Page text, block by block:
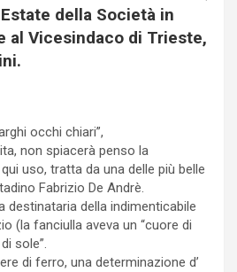
della Società in
al Vicesindaco di Trieste,
occhi chiari”,
non spiacerà penso la
uso, tratta da una delle più belle
Fabrizio De Andrè.
destinataria della indimenticabile
(la fanciulla aveva un “cuore di
sole”.
di ferro, una determinazione d’